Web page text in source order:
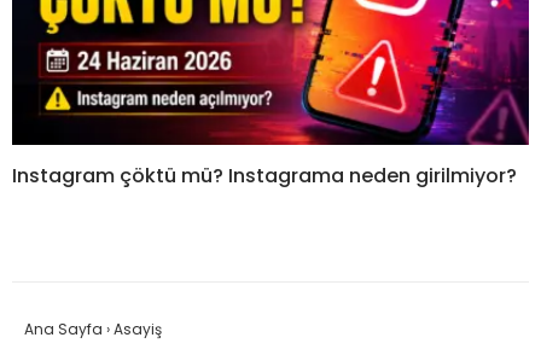
Instagram çöktü mü? Instagrama neden girilmiyor?
Ana Sayfa ›Asayiş